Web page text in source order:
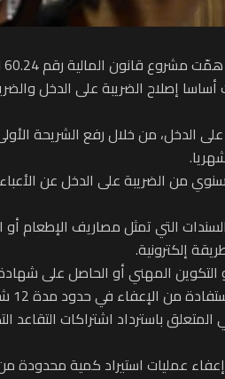
رقم 60.24 للسنة المالية 2025.
أساسا إصلاح الضريبة على الدخل
الدخل، من خلال رفع الشريحة
التي تمثل مصاريف الإطعام
التكوين المهني أو الحاصل على شهادة
من الإعفاء في حدود مدة 12 شهرا.
باسترداد اشتراكات التقاعد
أكد السيد لقجع أنه تم إدراج تدبير مؤقت، برسم سنة 2025، للتنصيص على إعفاء عمليات